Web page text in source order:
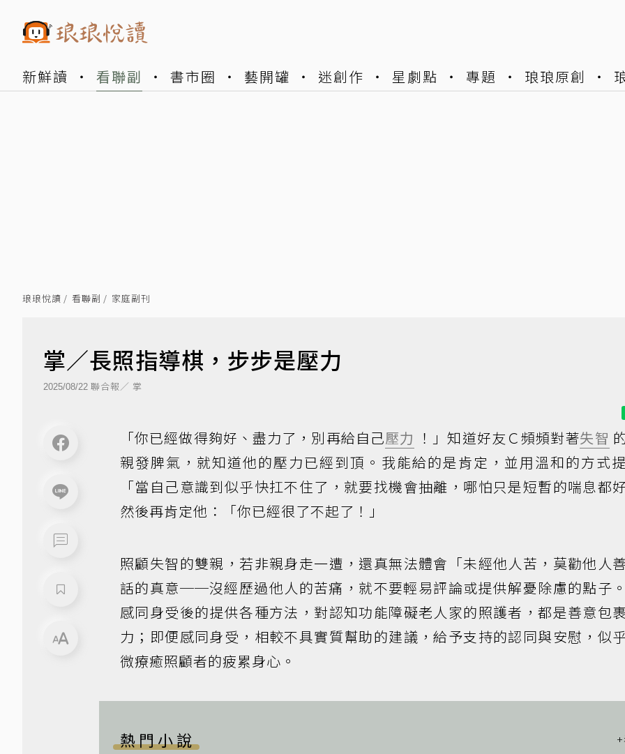
新鮮讀 看聯副 書市圈 藝開罐 迷創作 星劇點 專題 琅琅原創
琅琅悅讀 看聯副 家庭副刊
掌／長照指導棋，步步是壓力
2025/08/22 聯合報／ 掌
「你已經做得夠好、盡力了，別再給自己壓力 ！」知道好友Ｃ頻頻對著失智
親發脾氣，就知道他的壓力已經到頂。我能給的是肯定，並用溫和的方式
「當自己意識到似乎快扛不住了，就要找機會抽離，哪怕只是短暫的喘息都
然後再肯定他：「你已經很了不起了！」
照顧失智的雙親，若非親身走一遭，還真無法體會「未經他人苦，莫勸他人
話的真意──沒經歷過他人的苦痛，就不要輕易評論或提供解憂除慮的點子
感同身受後的提供各種方法，對認知功能障礙老人家的照護者，都是善意包
力；即便感同身受，相較不具實質幫助的建議，給予支持的認同與安慰，似
微療癒照顧者的疲累身心。
熱門小說